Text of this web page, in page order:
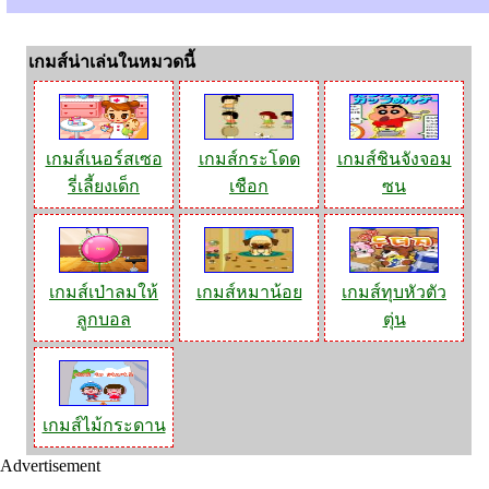
เกมส์น่าเล่นในหมวดนี้
เกมส์เนอร์สเซอ
รี่เลี้ยงเด็ก
เกมส์กระโดด
เชือก
เกมส์ชินจังจอม
ซน
เกมส์เป่าลมให้
ลูกบอล
เกมส์หมาน้อย
เกมส์ทุบหัวตัว
ตุ่น
เกมส์ไม้กระดาน
Advertisement